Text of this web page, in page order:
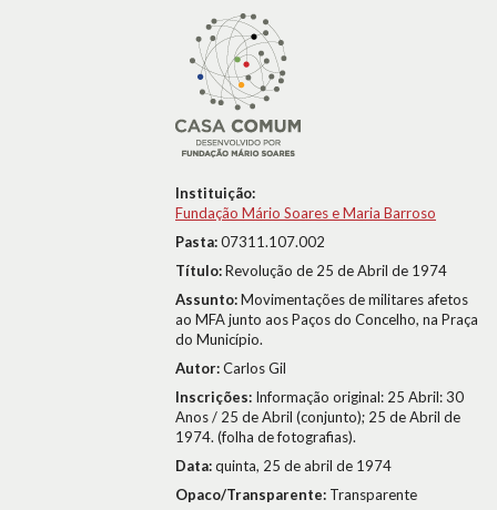
Instituição:
Fundação Mário Soares e Maria Barroso
Pasta:07311.107.002
Título:Revolução de 25 de Abril de 1974
Assunto:Movimentações de militares afetos
ao MFA junto aos Paços do Concelho, na Praça
do Município.
Autor:Carlos Gil
Inscrições: Informação original: 25 Abril: 30
Anos / 25 de Abril (conjunto); 25 de Abril de
1974. (folha de fotografias).
Data:quinta, 25 de abril de 1974
Opaco/Transparente: Transparente